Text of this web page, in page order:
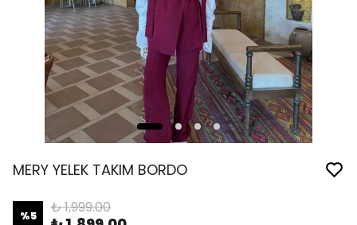
MERY YELEK TAKIM BORDO
%5 ₺ 1,999.00